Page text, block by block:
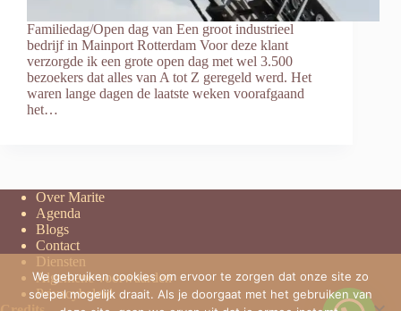
Familiedag/Open dag van Een groot industrieel
bedrijf in Mainport Rotterdam Voor deze klant
verzorgde ik een grote open dag met wel 3.500
bezoekers dat alles van A tot Z geregeld werd. Het
waren lange dagen de laatste weken voorafgaand
het…
Over Marite
Agenda
Blogs
Contact
Diensten
Algemene voorwaarden
Privacybeleid
We gebruiken cookies om ervoor te zorgen dat onze site zo
soepel mogelijk draait. Als je doorgaat met het gebruiken van